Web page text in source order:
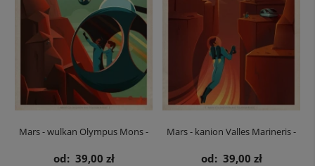
Mars - wulkan Olympus Mons -
plakat SpaceX
od: 39,00 zł
Mars - kanion Valles Marineris -
plakat SpaceX
od: 39,00 zł